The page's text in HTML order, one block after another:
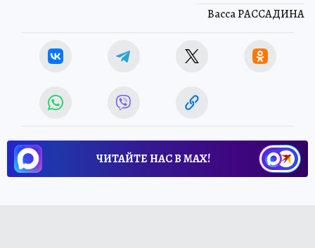
Васса РАССАДИНА
ЧИТАЙТЕ НАС В МАХ!